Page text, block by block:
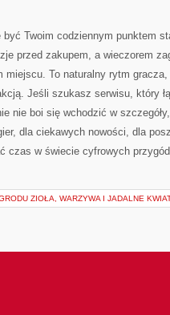
Twoim codziennym punktem
przed zakupem, a wieczorem
miejscu. To naturalny rytm
Jeśli szukasz serwisu, który
nie boi się wchodzić w
dla ciekawych nowości, dla
czas w świecie cyfrowych
ZIOŁA, WARZYWA I JADALNE